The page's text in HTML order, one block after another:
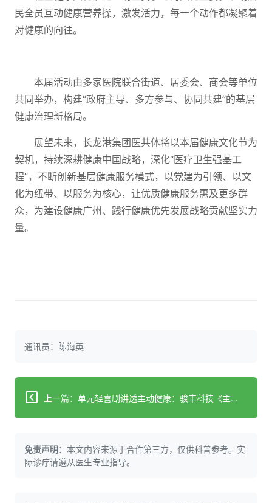
民全员互动健康营养操，激发活力，每一个动作都凝聚着
对健康的向往。
本届活动由多家医院联合街道、居委会、商会等单位
共同举办，构建“政府主导、多方参与、协同共建”的基层
健康治理新格局。
展望未来，长龙港集团医共体将以本届健康文化节为
契机，持续深耕健康中国战略，深化“医疗卫生强基工
程”，不断创新基层健康服务模式，以党建为引领、以文
化为纽带、以服务为核心，让优质健康服务惠及更多群
众，为建设健康广州、践行健康优先发展战略贡献坚实力
量。
通讯员：陈海英
上一篇：单元轻喜剧讲透主动健康：骏丰科技《主动健康事务所》520上线
免责声明：本文内容来源于合作第三方，仅供科普参考。实
际诊疗请遵从医生专业指导。